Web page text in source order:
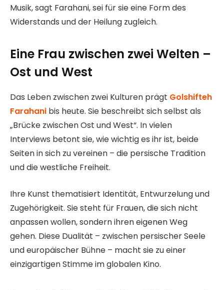
Musik, sagt Farahani, sei für sie eine Form des
Widerstands und der Heilung zugleich.
Eine Frau zwischen zwei Welten –
Ost und West
Das Leben zwischen zwei Kulturen prägt Golshifteh
Farahani bis heute. Sie beschreibt sich selbst als
„Brücke zwischen Ost und West“. In vielen
Interviews betont sie, wie wichtig es ihr ist, beide
Seiten in sich zu vereinen – die persische Tradition
und die westliche Freiheit.
Ihre Kunst thematisiert Identität, Entwurzelung und
Zugehörigkeit. Sie steht für Frauen, die sich nicht
anpassen wollen, sondern ihren eigenen Weg
gehen. Diese Dualität – zwischen persischer Seele
und europäischer Bühne – macht sie zu einer
einzigartigen Stimme im globalen Kino.